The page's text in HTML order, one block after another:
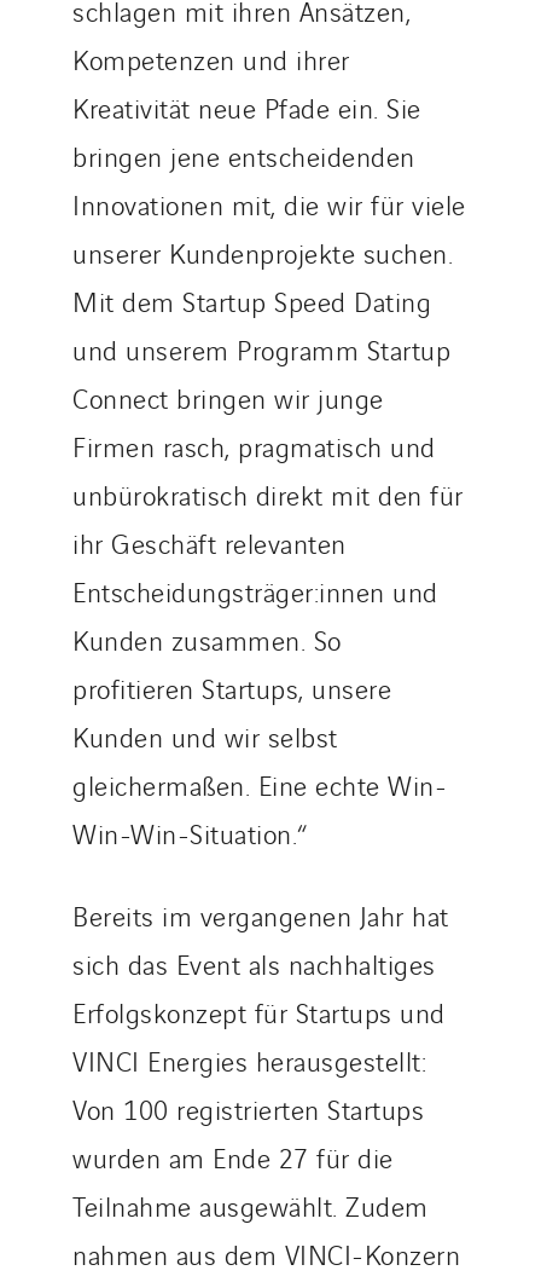
schlagen mit ihren Ansätzen,
Kompetenzen und ihrer
Kreativität neue Pfade ein. Sie
bringen jene entscheidenden
Innovationen mit, die wir für viele
unserer Kundenprojekte suchen.
Mit dem Startup Speed Dating
und unserem Programm Startup
Connect bringen wir junge
Firmen rasch, pragmatisch und
unbürokratisch direkt mit den für
ihr Geschäft relevanten
Entscheidungsträger:innen und
Kunden zusammen. So
profitieren Startups, unsere
Kunden und wir selbst
gleichermaßen. Eine echte Win-
Win-Win-Situation.“
Bereits im vergangenen Jahr hat
sich das Event als nachhaltiges
Erfolgskonzept für Startups und
VINCI Energies herausgestellt:
Von 100 registrierten Startups
wurden am Ende 27 für die
Teilnahme ausgewählt. Zudem
nahmen aus dem VINCI-Konzern